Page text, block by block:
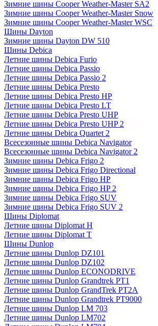
Зимние шины Cooper Weather-Master SA2
Зимние шины Cooper Weather-Master Snow
Зимние шины Cooper Weather-Master WSC
Шины Dayton
Зимние шины Dayton DW 510
Шины Debica
Летние шины Debica Furio
Летние шины Debica Passio
Летние шины Debica Passio 2
Летние шины Debica Presto
Летние шины Debica Presto HP
Летние шины Debica Presto LT
Летние шины Debica Presto UHP
Летние шины Debica Presto UHP 2
Летние шины Debica Quartet 2
Всесезонные шины Debica Navigator
Всесезонные шины Debica Navigator 2
Зимние шины Debica Frigo 2
Зимние шины Debica Frigo Directional
Зимние шины Debica Frigo HP
Зимние шины Debica Frigo HP 2
Зимние шины Debica Frigo SUV
Зимние шины Debica Frigo SUV 2
Шины Diplomat
Летние шины Diplomat H
Летние шины Diplomat T
Шины Dunlop
Летние шины Dunlop DZ101
Летние шины Dunlop DZ102
Летние шины Dunlop ECONODRIVE
Летние шины Dunlop Grandtrek PT1
Летние шины Dunlop GrandTrek PT2A
Летние шины Dunlop Grandtrek PT9000
Летние шины Dunlop LM 703
Летние шины Dunlop LM702